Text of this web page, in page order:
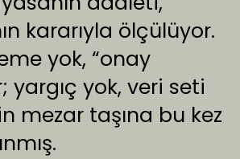
kararıyla ölçülüyor.
yok, “onay
yargıç yok, veri seti
mezar taşına bu kez